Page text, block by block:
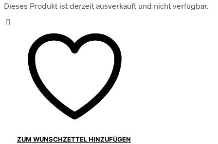
Dieses Produkt ist derzeit ausverkauft und nicht verfügbar.
ZUM WUNSCHZETTEL HINZUFÜGEN